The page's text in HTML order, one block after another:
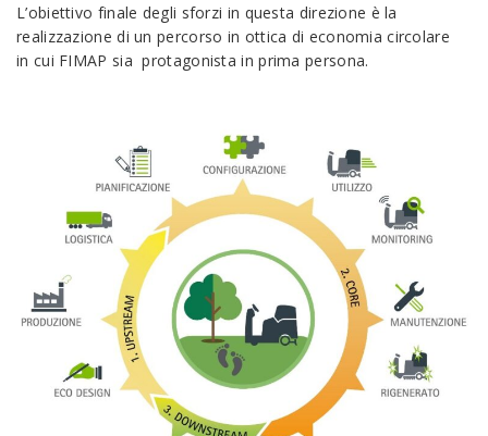
L’obiettivo finale degli sforzi in questa direzione è la
realizzazione di un percorso in ottica di economia circolare
in cui FIMAP sia protagonista in prima persona.